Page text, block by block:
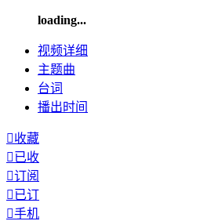
loading...
视频详细
主题曲
台词
播出时间
收藏
已收
订阅
已订
手机